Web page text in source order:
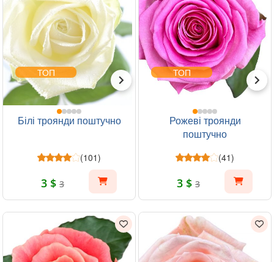
ТОП
Білі троянди поштучно
(101)
3 $ 3
ТОП
Рожеві троянди
поштучно
(41)
3 $ 3